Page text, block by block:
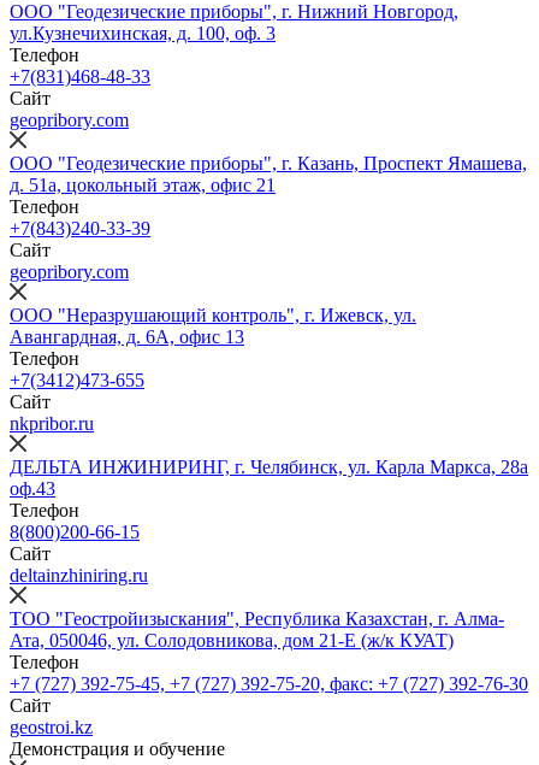
ООО "Геодезические приборы", г. Нижний Новгород,
ул.Кузнечихинская, д. 100, оф. 3
Телефон
+7(831)468-48-33
Сайт
geopribory.com
ООО "Геодезические приборы", г. Казань, Проспект Ямашева,
д. 51а, цокольный этаж, офис 21
Телефон
+7(843)240-33-39
Сайт
geopribory.com
ООО "Неразрушающий контроль", г. Ижевск, ул.
Авангардная, д. 6A, офис 13
Телефон
+7(3412)473-655
Сайт
nkpribor.ru
ДЕЛЬТА ИНЖИНИРИНГ, г. Челябинск, ул. Карла Маркса, 28а
оф.43
Телефон
8(800)200-66-15
Сайт
deltainzhiniring.ru
ТОО "Геостройизыскания", Республика Казахстан, г. Алма-
Ата, 050046, ул. Солодовникова, дом 21-Е (ж/к КУАТ)
Телефон
+7 (727) 392-75-45, +7 (727) 392-75-20, факс: +7 (727) 392-76-30
Сайт
geostroi.kz
Демонстрация и обучение